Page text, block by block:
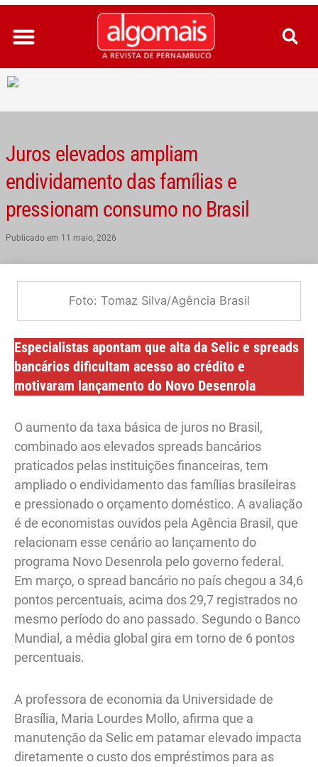
Ir
para
conteúdo
Juros elevados ampliam
endividamento das famílias e
pressionam consumo no Brasil
Publicado em 11 maio, 2026
Foto: Tomaz Silva/Agência Brasil
Especialistas apontam que alta da Selic e spreads
bancários dificultam acesso ao crédito e
motivaram lançamento do Novo Desenrola
O aumento da taxa básica de juros no Brasil,
combinado aos elevados spreads bancários
praticados pelas instituições financeiras, tem
ampliado o endividamento das famílias brasileiras
e pressionado o orçamento doméstico. A avaliação
é de economistas ouvidos pela Agência Brasil, que
relacionam esse cenário ao lançamento do
programa Novo Desenrola pelo governo federal.
Em março, o spread bancário no país chegou a 34,6
pontos percentuais, acima dos 29,7 registrados no
mesmo período do ano passado. Segundo o Banco
Mundial, a média global gira em torno de 6 pontos
percentuais.
A professora de economia da Universidade de
Brasília, Maria Lourdes Mollo, afirma que a
manutenção da Selic em patamar elevado impacta
diretamente o custo dos empréstimos para as